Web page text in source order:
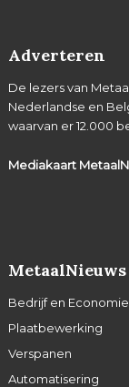
Adverteren
De lezers van
Nederlandse en
waarvan er 12.000
Mediakaart
MetaalNieuws
Bedrijf en Economie
Plaatbewerking
Verspanen
Automatisering